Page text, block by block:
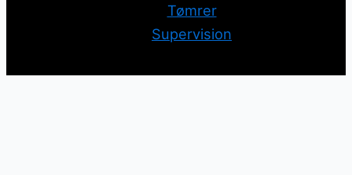
Tømrer
Supervision